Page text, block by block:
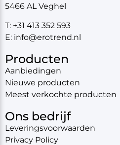
5466 AL Veghel
T: +31 413 352 593
E: info@erotrend.nl
Producten
Aanbiedingen
Nieuwe producten
Meest verkochte producten
Ons bedrijf
Leveringsvoorwaarden
Privacy Policy